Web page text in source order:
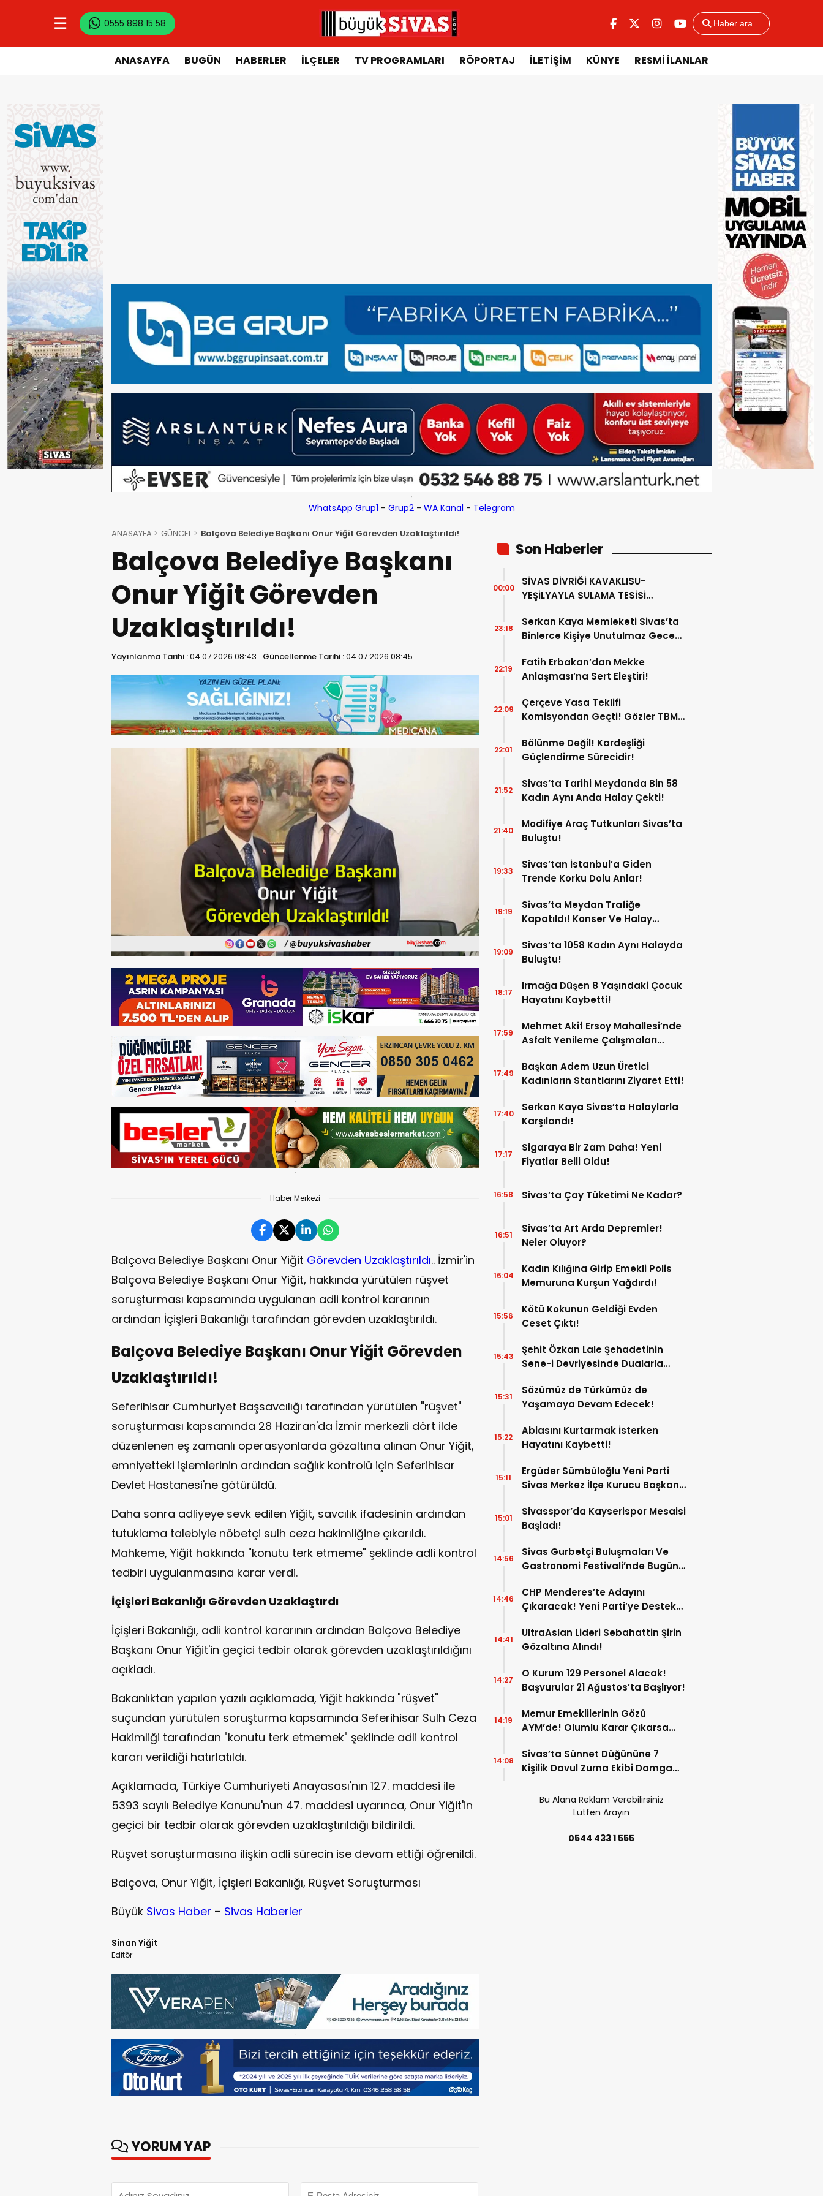
☰ 0555 898 15 58 Haber ara...
ANASAYFA BUGÜN HABERLER İLÇELER TV PROGRAMLARI RÖPORTAJ İLETİŞİM KÜNYE RESMİ İLANLAR
WhatsApp Grup1 - Grup2- WA Kanal - Telegram
ANASAYFA GÜNCEL Balçova Belediye Başkanı Onur Yiğit Görevden Uzaklaştırıldı!
Balçova Belediye Başkanı
Onur Yiğit Görevden
Uzaklaştırıldı!
Yayınlanma Tarihi :04.07.2026 08:43 Güncellenme Tarihi :04.07.2026 08:45
Haber Merkezi
Balçova Belediye Başkanı Onur Yiğit Görevden Uzaklaştırıldı.. İzmir'in
Balçova Belediye Başkanı Onur Yiğit, hakkında yürütülen rüşvet
soruşturması kapsamında uygulanan adli kontrol kararının
ardından İçişleri Bakanlığı tarafından görevden uzaklaştırıldı.
Balçova Belediye Başkanı Onur Yiğit Görevden
Uzaklaştırıldı!
Seferihisar Cumhuriyet Başsavcılığı tarafından yürütülen "rüşvet"
soruşturması kapsamında 28 Haziran'da İzmir merkezli dört ilde
düzenlenen eş zamanlı operasyonlarda gözaltına alınan Onur Yiğit,
emniyetteki işlemlerinin ardından sağlık kontrolü için Seferihisar
Devlet Hastanesi'ne götürüldü.
Daha sonra adliyeye sevk edilen Yiğit, savcılık ifadesinin ardından
tutuklama talebiyle nöbetçi sulh ceza hakimliğine çıkarıldı.
Mahkeme, Yiğit hakkında "konutu terk etmeme" şeklinde adli kontrol
tedbiri uygulanmasına karar verdi.
İçişleri Bakanlığı Görevden Uzaklaştırdı
İçişleri Bakanlığı, adli kontrol kararının ardından Balçova Belediye
Başkanı Onur Yiğit'in geçici tedbir olarak görevden uzaklaştırıldığını
açıkladı.
Bakanlıktan yapılan yazılı açıklamada, Yiğit hakkında "rüşvet"
suçundan yürütülen soruşturma kapsamında Seferihisar Sulh Ceza
Hakimliği tarafından "konutu terk etmemek" şeklinde adli kontrol
kararı verildiği hatırlatıldı.
Açıklamada, Türkiye Cumhuriyeti Anayasası'nın 127. maddesi ile
5393 sayılı Belediye Kanunu'nun 47. maddesi uyarınca, Onur Yiğit'in
geçici bir tedbir olarak görevden uzaklaştırıldığı bildirildi.
Rüşvet soruşturmasına ilişkin adli sürecin ise devam ettiği öğrenildi.
Balçova, Onur Yiğit, İçişleri Bakanlığı, Rüşvet Soruşturması
Büyük Sivas Haber – Sivas Haberler
Sinan Yiğit
Editör
YORUM YAP
Son Haberler
SİVAS DİVRİĞİ KAVAKLISU-
YEŞİLYAYLA SULAMA TESİSİ
00:00
Serkan Kaya Memleketi Sivas’ta
Binlerce Kişiye Unutulmaz Gece
23:18
Fatih Erbakan’dan Mekke
Anlaşması’na Sert Eleştiri!
22:19
Çerçeve Yasa Teklifi
Komisyondan Geçti! Gözler TBMM
22:09
Bölünme Değil! Kardeşliği
Güçlendirme Sürecidir!
22:01
Sivas’ta Tarihi Meydanda Bin 58
Kadın Aynı Anda Halay Çekti!
21:52
Modifiye Araç Tutkunları Sivas’ta
Buluştu!
21:40
Sivas’tan İstanbul’a Giden
Trende Korku Dolu Anlar!
19:33
Sivas’ta Meydan Trafiğe
Kapatıldı! Konser Ve Halay
19:19
Sivas’ta 1058 Kadın Aynı Halayda
Buluştu!
19:09
Irmağa Düşen 8 Yaşındaki Çocuk
Hayatını Kaybetti!
18:17
Mehmet Akif Ersoy Mahallesi’nde
Asfalt Yenileme Çalışmaları
17:59
Başkan Adem Uzun Üretici
Kadınların Stantlarını Ziyaret Etti!
17:49
Serkan Kaya Sivas’ta Halaylarla
Karşılandı!
17:40
Sigaraya Bir Zam Daha! Yeni
Fiyatlar Belli Oldu!
17:17
Sivas’ta Çay Tüketimi Ne Kadar?
16:58
Sivas’ta Art Arda Depremler!
Neler Oluyor?
16:51
Kadın Kılığına Girip Emekli Polis
Memuruna Kurşun Yağdırdı!
16:04
Kötü Kokunun Geldiği Evden
Ceset Çıktı!
15:56
Şehit Özkan Lale Şehadetinin
Sene-i Devriyesinde Dualarla
15:43
Sözümüz de Türkümüz de
Yaşamaya Devam Edecek!
15:31
Ablasını Kurtarmak İsterken
Hayatını Kaybetti!
15:22
Ergüder Sümbüloğlu Yeni Parti
Sivas Merkez İlçe Kurucu Başkanı
15:11
Sivasspor’da Kayserispor Mesaisi
Başladı!
15:01
Sivas Gurbetçi Buluşmaları Ve
Gastronomi Festivali’nde Bugün
14:56
CHP Menderes’te Adayını
Çıkaracak! Yeni Parti’ye Destek
14:46
UltraAslan Lideri Sebahattin Şirin
Gözaltına Alındı!
14:41
O Kurum 129 Personel Alacak!
Başvurular 21 Ağustos’ta Başlıyor!
14:27
Memur Emeklilerinin Gözü
AYM’de! Olumlu Karar Çıkarsa
Gündemde!
14:19
Sivas’ta Sünnet Düğününe 7
Kişilik Davul Zurna Ekibi Damga
14:08
Bu Alana Reklam Verebilirsiniz
Lütfen Arayın
0544 433 1 555